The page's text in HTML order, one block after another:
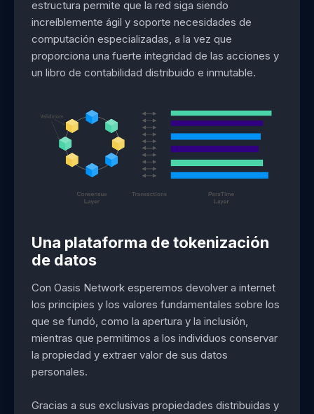
estructura permite que la red siga siendo
increíblemente ágil y soporte necesidades de
computación especializadas, a la vez que
proporciona una fuerte integridad de las acciones y
un libro de contabilidad distribuido e inmutable.
Una plataforma de tokenización
de datos
Con Oasis Network esperemos devolver a internet
los principies y los valores fundamentales sobre los
que se fundó, como la apertura y la inclusión,
mientras que permitimos a los individuos conservar
la propiedad y extraer valor de sus datos
personales.
Gracias a sus exclusivas propiedades distribuidas y